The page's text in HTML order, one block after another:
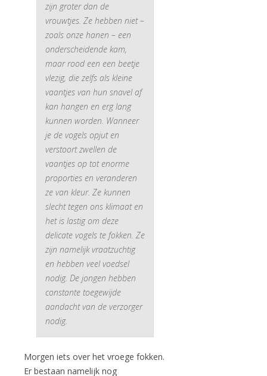
zijn groter dan de
vrouwtjes. Ze hebben niet –
zoals onze hanen – een
onderscheidende kam,
maar rood een een beetje
vlezig, die zelfs als kleine
vaantjes van hun snavel af
kan hangen en erg lang
kunnen worden. Wanneer
je de vogels opjut en
verstoort zwellen de
vaantjes op tot enorme
proporties en veranderen
ze van kleur. Ze kunnen
slecht tegen ons klimaat en
het is lastig om deze
delicate vogels te fokken. Ze
zijn namelijk vraatzuchtig
en hebben veel voedsel
nodig. De jongen hebben
constante toegewijde
aandacht van de verzorger
nodig.
Morgen iets over het vroege fokken.
Er bestaan namelijk nog